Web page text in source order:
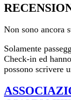
Non sono ancora
Solamente
Check-in ed
possono scrivere